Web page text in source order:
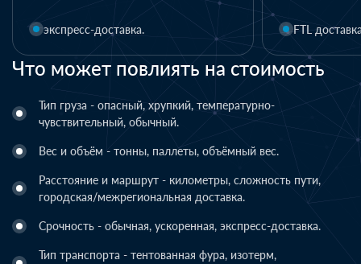
Что может повлиять на стоимость
Тип груза - опасный, хрупкий, температурно-
чувствительный, обычный.
Вес и объём - тонны, паллеты, объёмный вес.
Расстояние и маршрут - километры, сложность пути,
городская/межрегиональная доставка.
Срочность - обычная, ускоренная, экспресс-доставка.
Тип транспорта - тентованная фура, изотерм,
FTL доставка LTL